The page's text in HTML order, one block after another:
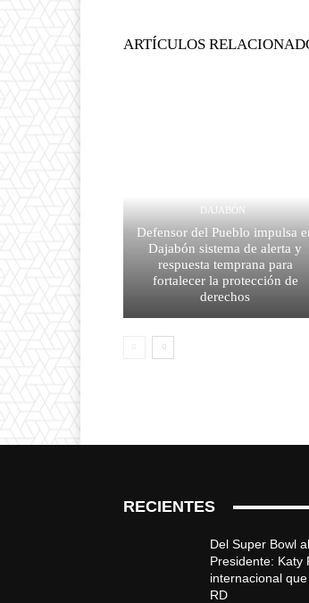
ARTÍCULOS
DAJABÓN
Defensor del Pueblo impulsa
Dajabón sistema de alerta y
respuesta temprana para
fortalecer la protección de
derechos
RECIENTES
Del Super Bowl
Presidente: Katy
internacional
RD